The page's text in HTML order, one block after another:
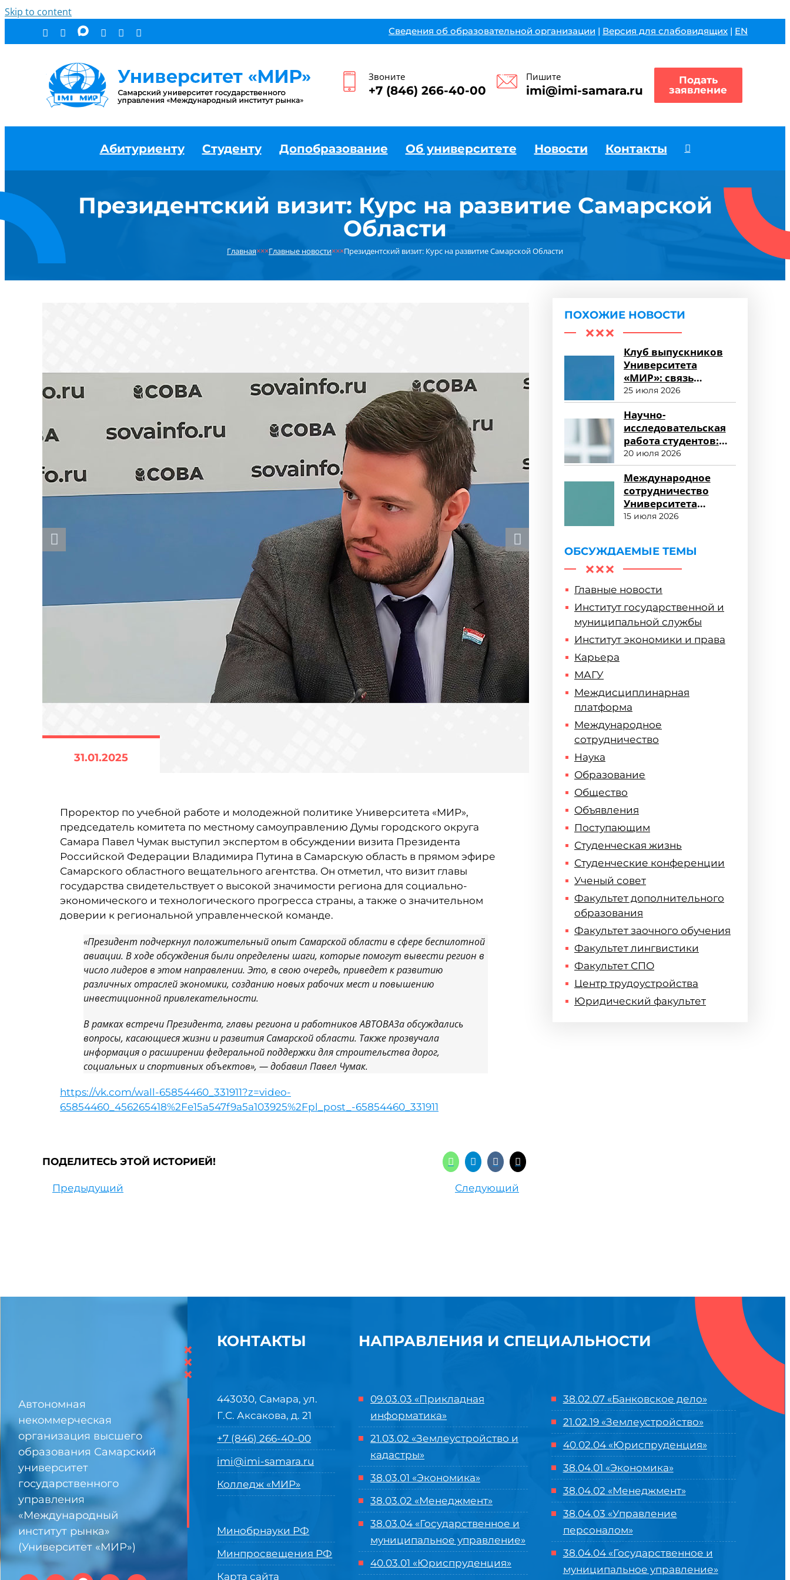
Skip to content
Сведения об образовательной организации | Версия для слабовидящих | EN
Звоните
+7 (846) 266-40-00
Пишите
imi@imi-samara.ru
Подать
заявление
Абитуриенту Студенту Допобразование Об университете Новости Контакты
Президентский визит: Курс на развитие Самарской
Области
Главная×××Главные новости×××Президентский визит: Курс на развитие Самарской Области
31.01.2025
Проректор по учебной работе и молодежной политике Университета «МИР»,
председатель комитета по местному самоуправлению Думы городского округа
Самара Павел Чумак выступил экспертом в обсуждении визита Президента
Российской Федерации Владимира Путина в Самарскую область в прямом эфире
Самарского областного вещательного агентства. Он отметил, что визит главы
государства свидетельствует о высокой значимости региона для социально-
экономического и технологического прогресса страны, а также о значительном
доверии к региональной управленческой команде.
«Президент подчеркнул положительный опыт Самарской области в сфере беспилотной
авиации. В ходе обсуждения были определены шаги, которые помогут вывести регион в
число лидеров в этом направлении. Это, в свою очередь, приведет к развитию
различных отраслей экономики, созданию новых рабочих мест и повышению
инвестиционной привлекательности.
В рамках встречи Президента, главы региона и работников АВТОВАЗа обсуждались
вопросы, касающиеся жизни и развития Самарской области. Также прозвучала
информация о расширении федеральной поддержки для строительства дорог,
социальных и спортивных объектов», — добавил Павел Чумак.
https://vk.com/wall-65854460_331911?z=video-
65854460_456265418%2Fe15a547f9a5a103925%2Fpl_post_-65854460_331911
ПОДЕЛИТЕСЬ ЭТОЙ ИСТОРИЕЙ!
Предыдущий Следующий
ПОХОЖИЕ НОВОСТИ
Клуб выпускников
Университета
«МИР»: связь
поколений и
карьерные
возможности
25 июля 2026
Научно-
исследовательская
работа студентов:
возможности для
развития
20 июля 2026
Международное
сотрудничество
Университета
«МИР»: новые
15 июля 2026
ОБСУЖДАЕМЫЕ ТЕМЫ
Главные новости
Институт государственной и
муниципальной службы
Институт экономики и права
Карьера
МАГУ
Междисциплинарная
платформа
Международное
сотрудничество
Наука
Образование
Общество
Объявления
Поступающим
Студенческая жизнь
Студенческие конференции
Ученый совет
Факультет дополнительного
образования
Факультет заочного обучения
Факультет лингвистики
Факультет СПО
Центр трудоустройства
Юридический факультет
Автономная
некоммерческая
организация высшего
образования Самарский
университет
государственного
управления
«Международный
институт рынка»
(Университет «МИР»)
×
×
×
КОНТАКТЫ
443030, Самара, ул.
Г.С. Аксакова, д. 21
+7 (846) 266-40-00
imi@imi-samara.ru
Колледж «МИР»
Минобрнауки РФ
Минпросвещения РФ
Карта сайта
НАПРАВЛЕНИЯ И СПЕЦИАЛЬНОСТИ
09.03.03 «Прикладная
информатика»
21.03.02 «Землеустройство и
кадастры»
38.03.01 «Экономика»
38.03.02 «Менеджмент»
38.03.04 «Государственное и
муниципальное управление»
40.03.01 «Юриспруденция»
38.02.07 «Банковское дело»
21.02.19 «Землеустройство»
40.02.04 «Юриспруденция»
38.04.01 «Экономика»
38.04.02 «Менеджмент»
38.04.03 «Управление
персоналом»
38.04.04 «Государственное и
муниципальное управление»